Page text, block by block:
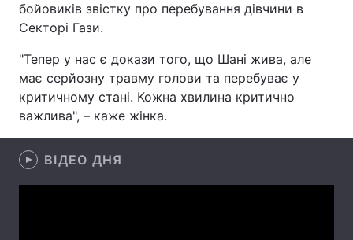
Відео з Youtube
Інтерв'ю Думки
бойовиків звістку про перебування дівчини в
Секторі Гази.
"Тепер у нас є докази того, що Шані жива, але
має серйозну травму голови та перебуває у
критичному стані. Кожна хвилина критично
важлива", – каже жінка.
ВІДЕО ДНЯ